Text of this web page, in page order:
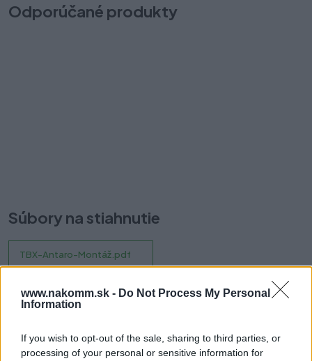
www.nakomm.sk - Do Not Process My Personal
Information
If you wish to opt-out of the sale, sharing to third parties, or
processing of your personal or sensitive information for
Odporúčané produkty
Súbory na stiahnutie
TBX-Antaro-Montáž.pdf
Prečo si vybrať tento produkt?
Súčasťou balenia sú aj dve plastové krytky.